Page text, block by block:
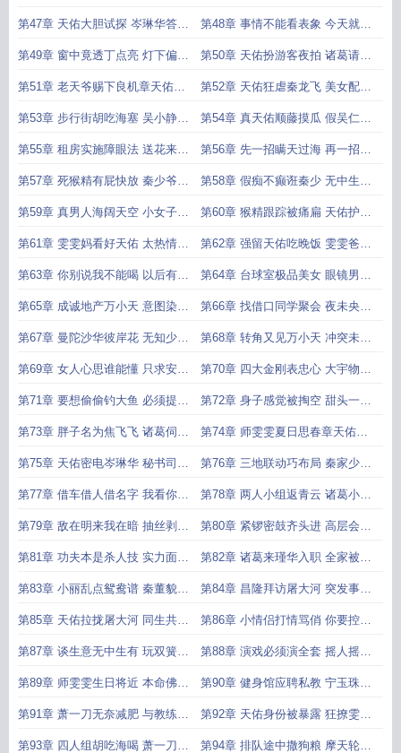
会来事 不待见
第47章 天佑大胆试探 岑琳华答应
联盟
第48章 事情不能看表象 今天就当
没来过
第49章 窗中竟透丁点亮 灯下偏生
一片黑
第50章 天佑扮游客夜拍 诸葛请同
事聚餐
第51章 老天爷赐下良机章天佑英
雄救美
第52章 天佑狂虐秦龙飞 美女配合
假男友
第53章 步行街胡吃海塞 吴小静八
卦秦少
第54章 真天佑顺藤摸瓜 假吴仁浑
水摸鱼
第55章 租房实施障眼法 送花来接
师雯雯
第56章 先一招瞒天过海 再一招愿
者上钩
第57章 死猴精有屁快放 秦少爷小
的明白
第58章 假痴不癫诳秦少 无中生有
骗猴精
第59章 真男人海阔天空 小女子情
难自抑
第60章 猴精跟踪被痛扁 天佑护花
下手狠
第61章 雯雯妈看好天佑 太热情邀
请上门
第62章 强留天佑吃晚饭 雯雯爸爸
来试探
第63章 你别说我不能喝 以后有事
找大哥
第64章 台球室极品美女 眼镜男一
表斯文
第65章 成诚地产万小天 意图染指
秦凤舞
第66章 找借口同学聚会 夜未央试
探天佑
第67章 曼陀沙华彼岸花 无知少女
被下药
第68章 转角又见万小天 冲突未起
埋伏笔
第69章 女人心思谁能懂 只求安稳
有个家
第70章 四大金刚表忠心 大宇物流
找漏洞
第71章 要想偷偷钓大鱼 必须提前
打好窝
第72章 身子感觉被掏空 甜头一定
要尝下
第73章 胖子名为焦飞飞 诸葛伺机
查真相
第74章 师雯雯夏日思春章天佑医
院拜访
第75章 天佑密电岑琳华 秘书司机
任调配
第76章 三地联动巧布局 秦家少爷
请入瓮
第77章 借车借人借名字 我看你就
是间谍
第78章 两人小组返青云 诸葛小丽
终成双
第79章 敌在明来我在暗 抽丝剥茧
细思量
第80章 紧锣密鼓齐头进 高层会议
展宏图
第81章 功夫本是杀人技 实力面前
都是渣
第82章 诸葛来瑾华入职 全家被邀
请用餐
第83章 小丽乱点鸳鸯谱 秦董貌似
很受用
第84章 昌隆拜访屠大河 突发事件
显战力
第85章 天佑拉拢屠大河 同生共死
为知己
第86章 小情侣打情骂俏 你要控几
你技几
第87章 谈生意无中生有 玩双簧假
戏真做
第88章 演戏必须演全套 摇人摇到
尽废人
第89章 师雯雯生日将近 本命佛开
光加持
第90章 健身馆应聘私教 宁玉珠暗
自生疑
第91章 萧一刀无奈减肥 与教练一
见如故
第92章 天佑身份被暴露 狂撩雯雯
去约会
第93章 四人组胡吃海喝 萧一刀房 第94章 排队途中撒狗粮 摩天轮上